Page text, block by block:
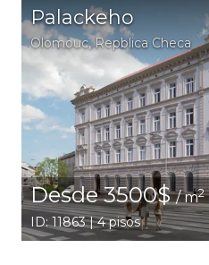
Palackeho
Olomouc, Repblica Checa
Desde 3500$/ m2
ID: 11863 | 4 pisos